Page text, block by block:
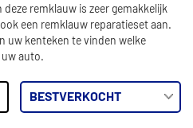
remklauw is zeer gemakkelijk
een remklauw reparatieset aan.
uw kenteken te vinden welke
auto.